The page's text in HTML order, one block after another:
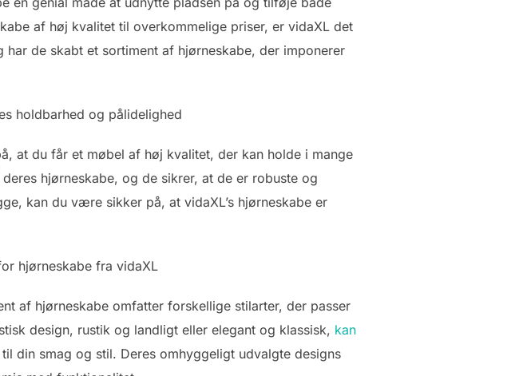
af høj kvalitet til overkommelige priser, er vidaXL det
de skabt et sortiment af hjørneskabe, der imponerer
holdbarhed og pålidelighed
at du får et møbel af høj kvalitet, der kan holde i mange
hjørneskabe, og de sikrer, at de er robuste og
kan du være sikker på, at vidaXL’s hjørneskabe er
hjørneskabe fra vidaXL
af hjørneskabe omfatter forskellige stilarter, der passer
design, rustik og landligt eller elegant og klassisk, kan
din smag og stil. Deres omhyggeligt udvalgte designs